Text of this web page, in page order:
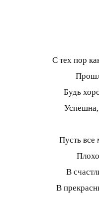
С тех пор
Будь
Пусть все
В
В